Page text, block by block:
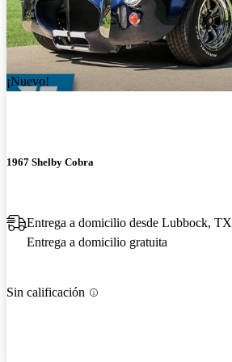
¡Nuevo!
1967 Shelby Cobra
Entrega a domicilio desde Lubbock, TX
Entrega a domicilio gratuita
Sin calificación